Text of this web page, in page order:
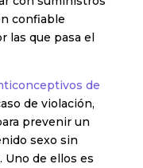
confiable
las que pasa el
de
de violación,
prevenir un
sexo sin
de ellos es